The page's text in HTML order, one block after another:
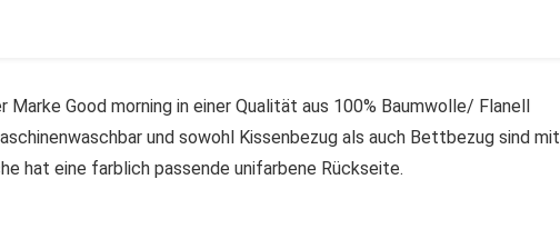
Marke Good morning in einer Qualität aus 100% Baumwolle/ Flanell
und sowohl Kissenbezug als auch Bettbezug sind mit
hat eine farblich passende unifarbene Rückseite.